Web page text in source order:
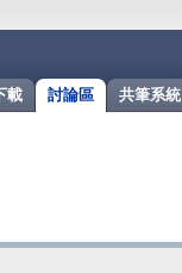
共筆系統
討論區
載